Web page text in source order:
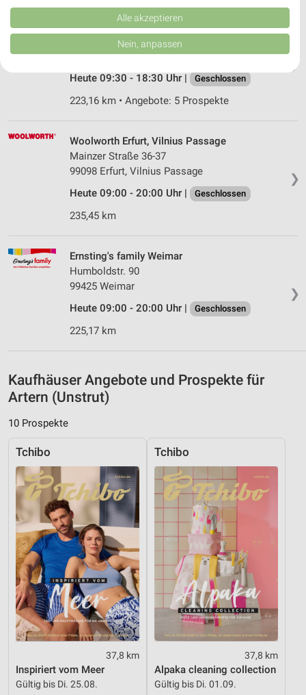
❯
Tchibo Filiale Weimar
Wielandstrasse 2
99423 Weimar
Heute 09:30 - 18:30 Uhr |
Geschlossen
223,16 km • Angebote: 5 Prospekte
❯
Woolworth Erfurt, Vilnius Passage
Mainzer Straße 36-37
99098 Erfurt, Vilnius Passage
Heute 09:00 - 20:00 Uhr |
Geschlossen
235,45 km
❯
Ernsting's family Weimar
Humboldstr. 90
99425 Weimar
Heute 09:00 - 20:00 Uhr |
Geschlossen
225,17 km
Kaufhäuser Angebote und Prospekte für
Artern (Unstrut)
10 Prospekte
Tchibo
37,8 km
Inspiriert vom Meer
Gültig bis Di. 25.08.
Tchibo
37,8 km
Alpaka cleaning collection
Gültig bis Di. 01.09.
Kombinationen von Daten aus verschiedenen Quellen. Entwicklung und
Verbesserung der Angebote. Verwendung reduzierter Daten zur Auswahl
von Inhalten.
Daten können außerhalb der Europäischen Union weitergegeben und in die
Website/App.
Partnerliste anzeigen (1 IAB-Anbieter)
Speichern von oder Zugriff auf Informationen
auf einem Endgerät
Verwendung reduzierter Daten zur Auswahl von
Werbeanzeigen
Verwendung von Profilen zur Auswahl
personalisierter Werbung
Erstellung von Profilen zur Personalisierung
Messung der Werbeleistung
Kombinationen von Daten aus verschiedenen
Quellen
Entwicklung und Verbesserung der Angebote
Verwendung reduzierter Daten zur Auswahl von
Inhalten
IAB-Besonderheiten:
Verwendung genauer Standortdaten
Geräte anhand von aktiv angeforderten
Informationen identifizieren
Nicht-IAB-Verarbeitungszwecke:
Performance
Alle akzeptieren
Nein, anpassen